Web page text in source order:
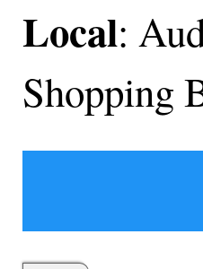
Local:
Shopping